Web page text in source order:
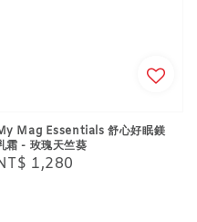
Mag Essentials 舒心好眠鎂
霜 - 玫瑰天竺葵
1,280